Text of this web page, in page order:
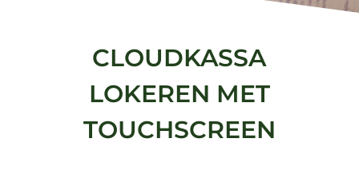
CLOUDKASSA
LOKEREN MET
TOUCHSCREEN